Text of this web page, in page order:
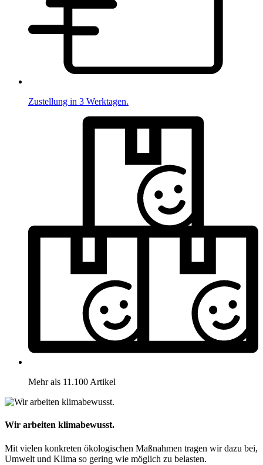
Zustellung in 3 Werktagen.
Mehr als 11.100 Artikel
Wir arbeiten klimabewusst.
Mit vielen konkreten ökologischen Maßnahmen tragen wir dazu bei,
Umwelt und Klima so gering wie möglich zu belasten.